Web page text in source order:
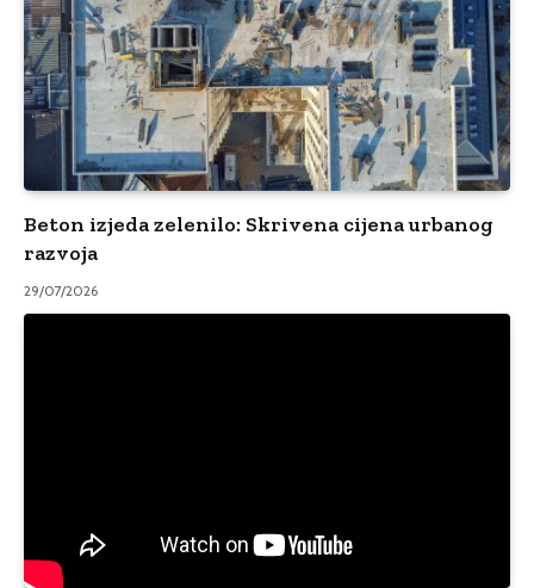
Beton izjeda zelenilo: Skrivena cijena urbanog
razvoja
29/07/2026